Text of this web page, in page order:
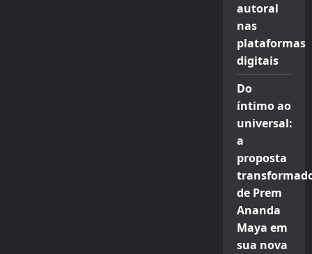
autoral
nas
plataformas
digitais
Do
íntimo ao
universal:
a
proposta
de Prem
Ananda
Maya em
sua nova